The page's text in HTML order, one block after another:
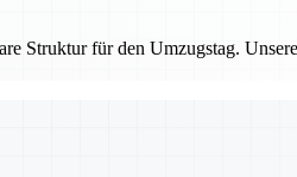
Struktur für den Umzugstag.